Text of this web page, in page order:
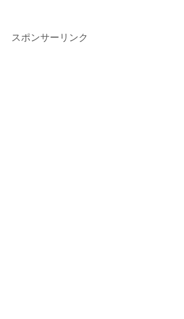
スポンサーリンク